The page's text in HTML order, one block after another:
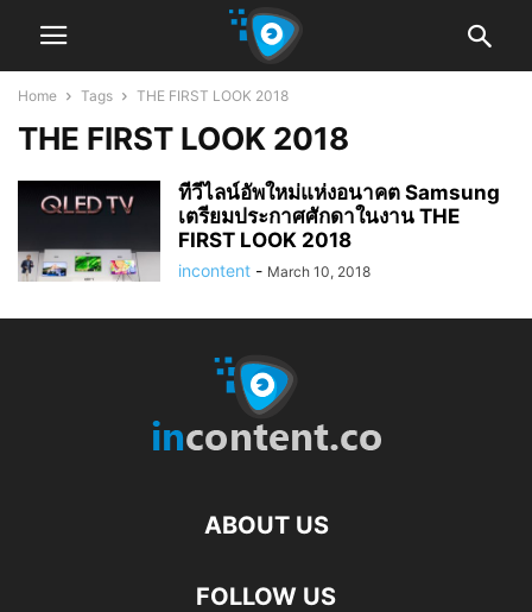
Home Tags THE FIRST LOOK 2018
THE FIRST LOOK 2018
ทีวีไลน์อัพใหม่แห่งอนาคต Samsung
เตรียมประกาศศักดาในงาน THE
FIRST LOOK 2018
incontent - March 10, 2018
ABOUT US
FOLLOW US